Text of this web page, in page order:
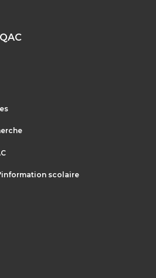
scolaire